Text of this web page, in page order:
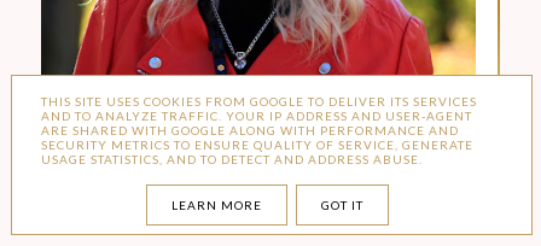
THIS SITE USES COOKIES FROM GOOGLE TO DELIVER ITS SERVICES
AND TO ANALYZE TRAFFIC. YOUR IP ADDRESS AND USER-AGENT
ARE SHARED WITH GOOGLE ALONG WITH PERFORMANCE AND
SECURITY METRICS TO ENSURE QUALITY OF SERVICE, GENERATE
USAGE STATISTICS, AND TO DETECT AND ADDRESS ABUSE.
LEARN MORE GOT IT